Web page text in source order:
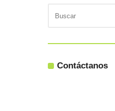
Contáctanos